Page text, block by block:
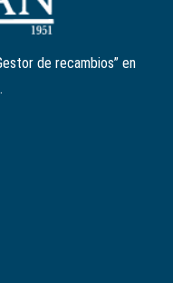
El
actual
de recambios” en